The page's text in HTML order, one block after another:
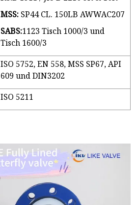
MSS: SP44 CL. 150LB AWWAC207
SABS:1123 Tisch 1000/3 und
Tisch 1600/3
ISO 5752, EN 558, MSS SP67, API
609 und DIN3202
ISO 5211